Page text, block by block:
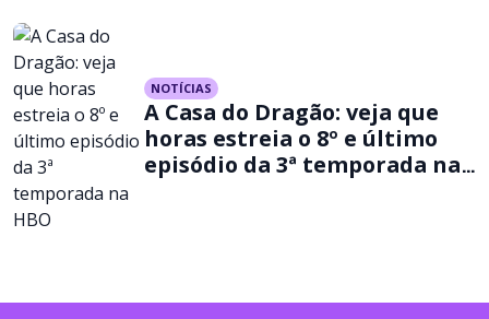
NOTÍCIAS
A Casa do Dragão: veja que
horas estreia o 8º e último
episódio da 3ª temporada na